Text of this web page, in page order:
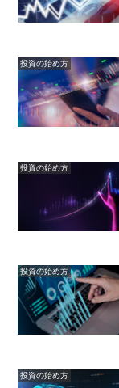
投資の始め方
投資の始め方
投資の始め方
投資の始め方